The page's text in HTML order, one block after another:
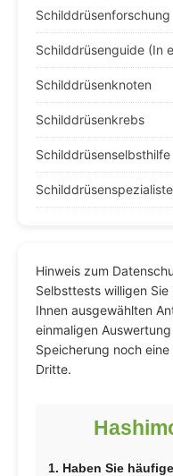
Schilddrüsenforschung
Schilddrüsenguide (In
Schilddrüsenknoten
Schilddrüsenkrebs
Schilddrüsenselbsthilfe
Hinweis zum
Selbsttests willigen
Ihnen ausgewählten
einmaligen
Speicherung noch
Dritte.
1. Haben Sie